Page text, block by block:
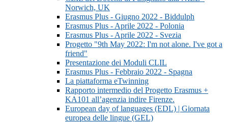
Norwich, UK
Erasmus Plus - Giugno 2022 - Biddulph
Erasmus Plus - Aprile 2022 - Polonia
Erasmus Plus - Aprile 2022 - Svezia
Progetto "9th May 2022: I'm not alone. I've got a
friend"
Presentazione dei Moduli CLIL
Erasmus Plus - Febbraio 2022 - Spagna
La piattaforma eTwinning
Rapporto intermedio del Progetto Erasmus +
KA101 all’agenzia indire Firenze.
European day of languages (EDL) | Giornata
europea delle lingue (GEL)